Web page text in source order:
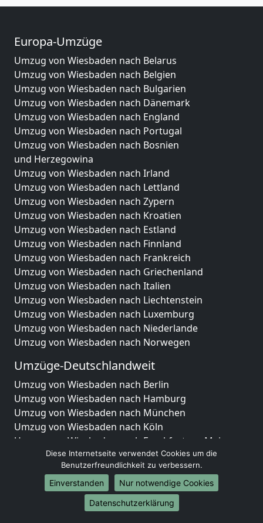
Europa-Umzüge
Umzug von Wiesbaden nach Belarus
Umzug von Wiesbaden nach Belgien
Umzug von Wiesbaden nach Bulgarien
Umzug von Wiesbaden nach Dänemark
Umzug von Wiesbaden nach England
Umzug von Wiesbaden nach Portugal
Umzug von Wiesbaden nach Bosnien
und Herzegowina
Umzug von Wiesbaden nach Irland
Umzug von Wiesbaden nach Lettland
Umzug von Wiesbaden nach Zypern
Umzug von Wiesbaden nach Kroatien
Umzug von Wiesbaden nach Estland
Umzug von Wiesbaden nach Finnland
Umzug von Wiesbaden nach Frankreich
Umzug von Wiesbaden nach Griechenland
Umzug von Wiesbaden nach Italien
Umzug von Wiesbaden nach Liechtenstein
Umzug von Wiesbaden nach Luxemburg
Umzug von Wiesbaden nach Niederlande
Umzug von Wiesbaden nach Norwegen
Umzüge-Deutschlandweit
Umzug von Wiesbaden nach Berlin
Umzug von Wiesbaden nach Hamburg
Umzug von Wiesbaden nach München
Umzug von Wiesbaden nach Köln
Umzug von Wiesbaden nach Frankfurt am Main
Umzug von Wiesbaden nach Stuttgart
Umzug von Wiesbaden nach Düsseldorf
Umzug von Wiesbaden nach Leipzig
Umzug von Wiesbaden nach Dortmund
Umzug von Wiesbaden nach Essen
Diese Internetseite verwendet Cookies um die
Benutzerfreundlichkeit zu verbessern.
Einverstanden
Nur notwendige Cookies
Datenschutzerklärung